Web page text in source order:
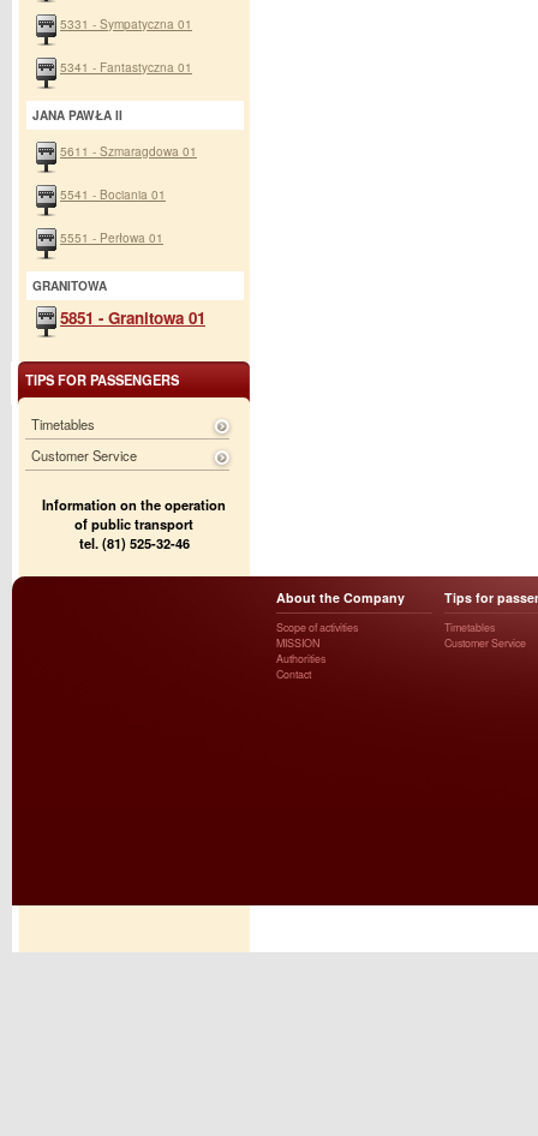
5331 - Sympatyczna 01
5341 - Fantastyczna 01
JANA PAWŁA II
5611 - Szmaragdowa 01
5541 - Bociania 01
5551 - Perłowa 01
GRANITOWA
5851 - Granitowa 01
TIPS FOR PASSENGERS
Timetables
Customer Service
Information on the operation
of public transport
tel. (81) 525-32-46
About the Company
Scope of activities
MISSION
Authorities
Contact
Tips for
Timetables
Customer Service